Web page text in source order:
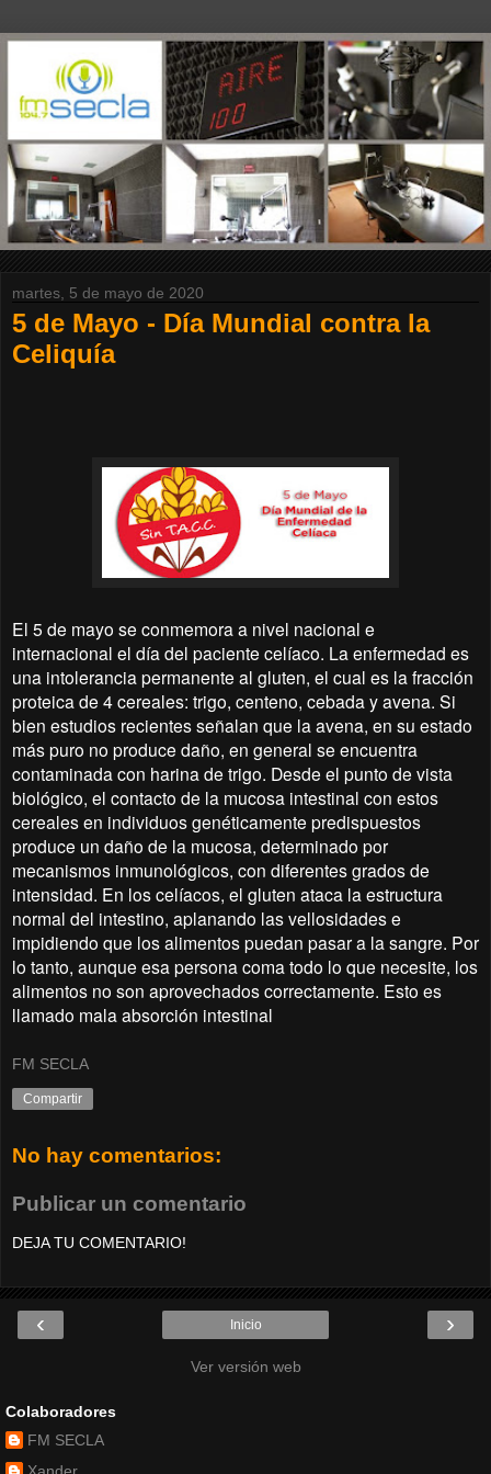
martes, 5 de mayo de 2020
5 de Mayo - Día Mundial contra la
Celiquía
El 5 de mayo se conmemora a nivel nacional e
internacional el día del paciente celíaco. La enfermedad es
una intolerancia permanente al gluten, el cual es la fracción
proteica de 4 cereales: trigo, centeno, cebada y avena. Si
bien estudios recientes señalan que la avena, en su estado
más puro no produce daño, en general se encuentra
contaminada con harina de trigo. Desde el punto de vista
biológico, el contacto de la mucosa intestinal con estos
cereales en individuos genéticamente predispuestos
produce un daño de la mucosa, determinado por
mecanismos inmunológicos, con diferentes grados de
intensidad. En los celíacos, el gluten ataca la estructura
normal del intestino, aplanando las vellosidades e
impidiendo que los alimentos puedan pasar a la sangre. Por
lo tanto, aunque esa persona coma todo lo que necesite, los
alimentos no son aprovechados correctamente. Esto es
llamado mala absorción intestinal
FM SECLA
Compartir
No hay comentarios:
Publicar un comentario
DEJA TU COMENTARIO!
‹ ›
Inicio
Ver versión web
Colaboradores
FM SECLA
Xander